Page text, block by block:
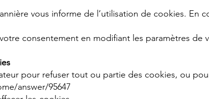
vous informe de l’utilisation de cookies. En
consentement en modifiant les paramètres de
pour refuser tout ou partie des cookies, ou
answer/95647